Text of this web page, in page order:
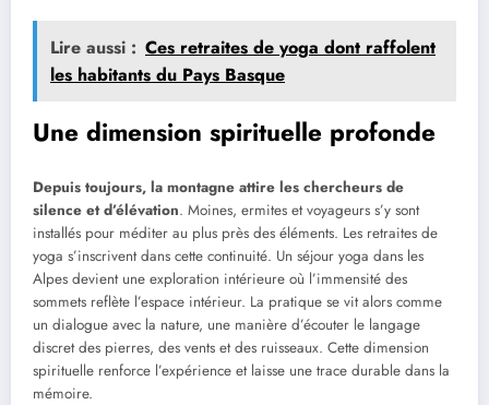
Lire aussi : Ces retraites de yoga dont raffolent
les habitants du Pays Basque
Une dimension spirituelle profonde
Depuis toujours, la montagne attire les chercheurs de
silence et d’élévation. Moines, ermites et voyageurs s’y sont
installés pour méditer au plus près des éléments. Les retraites de
yoga s’inscrivent dans cette continuité. Un séjour yoga dans les
Alpes devient une exploration intérieure où l’immensité des
sommets reflète l’espace intérieur. La pratique se vit alors comme
un dialogue avec la nature, une manière d’écouter le langage
discret des pierres, des vents et des ruisseaux. Cette dimension
spirituelle renforce l’expérience et laisse une trace durable dans la
mémoire.